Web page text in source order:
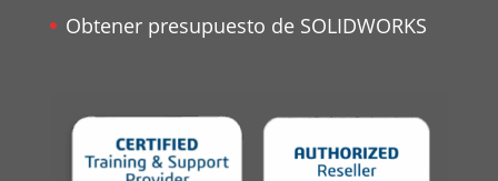
Obtener presupuesto de SOLIDWORKS